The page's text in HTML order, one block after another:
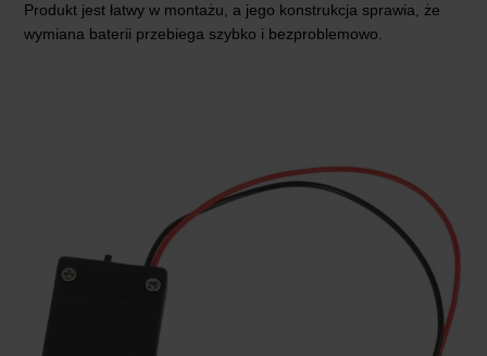
Produkt jest łatwy w montażu, a jego konstrukcja sprawia, że
wymiana baterii przebiega szybko i bezproblemowo.